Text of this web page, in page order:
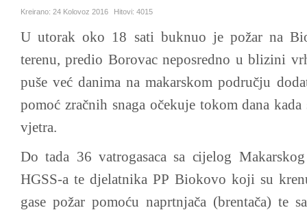
Kreirano: 24 Kolovoz 2016 Hitovi: 4015
U utorak oko 18 sati buknuo je požar na
terenu, predio Borovac neposredno u blizini
puše već danima na makarskom području
pomoć zračnih snaga očekuje tokom dana
vjetra.
Do tada 36 vatrogasaca sa cijelog
HGSS-a te djelatnika PP Biokovo koji su
gase požar pomoću naprtnjača (brentača) te